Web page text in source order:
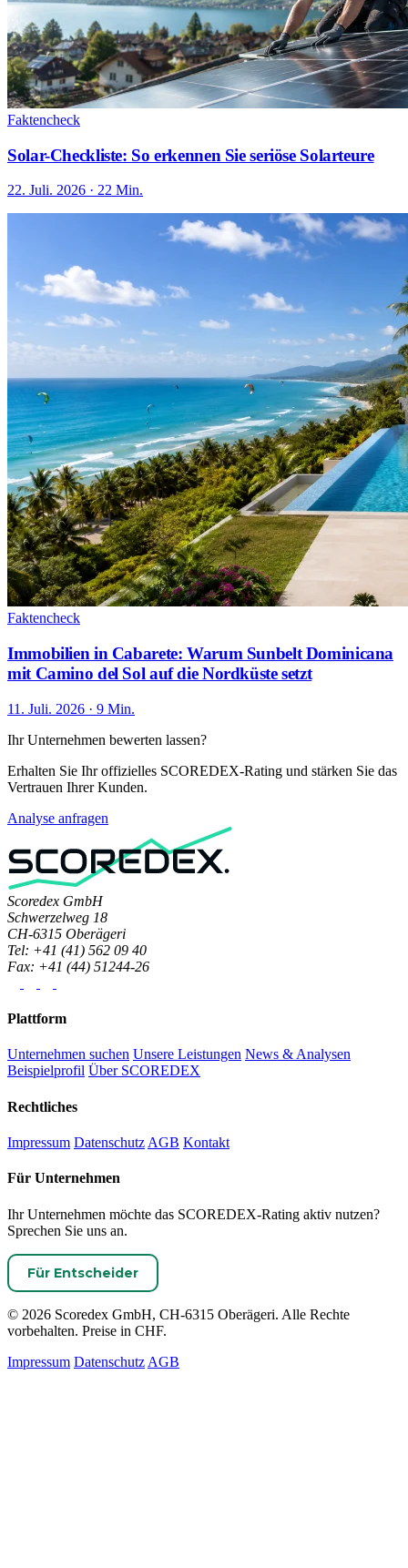
Faktencheck
Solar-Checkliste: So erkennen Sie seriöse Solarteure
22. Juli. 2026 · 22 Min.
Faktencheck
Immobilien in Cabarete: Warum Sunbelt Dominicana
mit Camino del Sol auf die Nordküste setzt
11. Juli. 2026 · 9 Min.
Ihr Unternehmen bewerten lassen?
Erhalten Sie Ihr offizielles SCOREDEX-Rating und stärken Sie das
Vertrauen Ihrer Kunden.
Analyse anfragen
Scoredex GmbH
Schwerzelweg 18
CH-6315 Oberägeri
Tel: +41 (41) 562 09 40
Fax: +41 (44) 51244-26
Plattform
Unternehmen suchen Unsere Leistungen News & Analysen
Beispielprofil Über SCOREDEX
Rechtliches
Impressum Datenschutz AGB Kontakt
Für Unternehmen
Ihr Unternehmen möchte das SCOREDEX-Rating aktiv nutzen?
Sprechen Sie uns an.
Für Entscheider
© 2026 Scoredex GmbH, CH-6315 Oberägeri. Alle Rechte
vorbehalten. Preise in CHF.
Impressum Datenschutz AGB